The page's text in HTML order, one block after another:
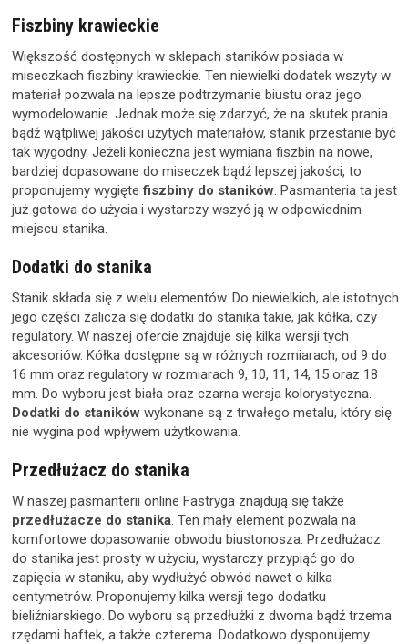
Fiszbiny krawieckie
Większość dostępnych w sklepach staników posiada w
miseczkach fiszbiny krawieckie. Ten niewielki dodatek wszyty w
materiał pozwala na lepsze podtrzymanie biustu oraz jego
wymodelowanie. Jednak może się zdarzyć, że na skutek prania
bądź wątpliwej jakości użytych materiałów, stanik przestanie być
tak wygodny. Jeżeli konieczna jest wymiana fiszbin na nowe,
bardziej dopasowane do miseczek bądź lepszej jakości, to
proponujemy wygiętefiszbiny do staników. Pasmanteria ta jest
już gotowa do użycia i wystarczy wszyć ją w odpowiednim
miejscu stanika.
Dodatki do stanika
Stanik składa się z wielu elementów. Do niewielkich, ale istotnych
jego części zalicza się dodatki do stanika takie, jak kółka, czy
regulatory. W naszej ofercie znajduje się kilka wersji tych
akcesoriów. Kółka dostępne są w różnych rozmiarach, od 9 do
16 mm oraz regulatory w rozmiarach 9, 10, 11, 14, 15 oraz 18
mm. Do wyboru jest biała oraz czarna wersja kolorystyczna.
Dodatki do staników wykonane są z trwałego metalu, który się
nie wygina pod wpływem użytkowania.
Przedłużacz do stanika
W naszej pasmanterii online Fastryga znajdują się także
przedłużacze do stanika. Ten mały element pozwala na
komfortowe dopasowanie obwodu biustonosza. Przedłużacz
do stanika jest prosty w użyciu, wystarczy przypiąć go do
zapięcia w staniku, aby wydłużyć obwód nawet o kilka
centymetrów. Proponujemy kilka wersji tego dodatku
bieliźniarskiego. Do wyboru są przedłużki z dwoma bądź trzema
rzędami haftek, a także czterema. Dodatkowo dysponujemy